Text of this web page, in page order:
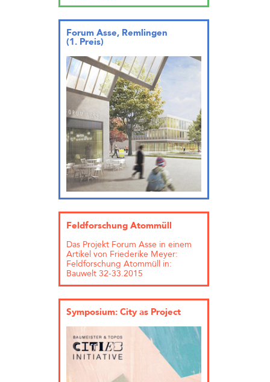
Forum Asse, Remlingen
(1. Preis)
Feldforschung Atommüll
Das Projekt Forum Asse in einem
Artikel von Friederike Meyer:
Feldforschung Atommüll in:
Bauwelt 32-33.2015
Symposium: City as Project